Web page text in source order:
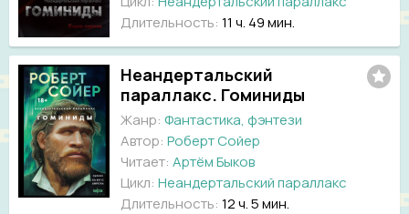
Длительность: 11 ч. 49 мин.
Неандертальский
параллакс. Гоминиды
Жанр: Фантастика, фэнтези
Автор: Роберт Сойер
Читает: Артём Быков
Цикл: Неандертальский параллакс
Длительность: 12 ч. 5 мин.